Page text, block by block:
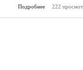
Подробнее
о
222